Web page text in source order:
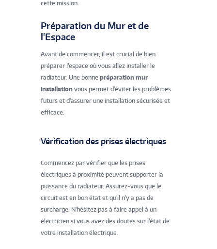
cette mission.
Préparation du Mur et de
l'Espace
Avant de commencer, il est crucial de bien
préparer l'espace où vous allez installer le
radiateur. Une bonne préparation mur
installation vous permet d'éviter les problèmes
futurs et d'assurer une installation sécurisée et
efficace.
Vérification des prises électriques
Commencez par vérifier que les prises
électriques à proximité peuvent supporter la
puissance du radiateur. Assurez-vous que le
circuit est en bon état et qu'il n'y a pas de
surcharge. N'hésitez pas à faire appel à un
électricien si vous avez des doutes sur l'état de
votre installation électrique.